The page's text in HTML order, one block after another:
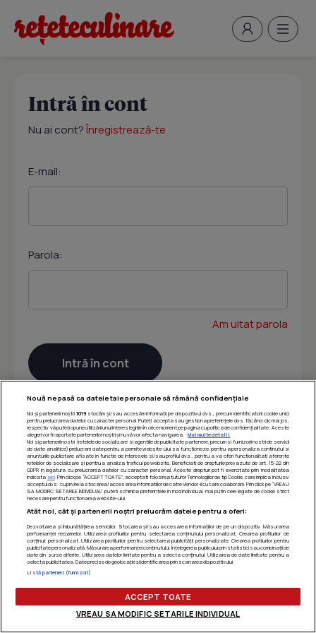
Intră în cont
Nu ai cont?Înregistrează-te
E-mail:
Parola:
Am uitat parola
Nouă ne pasă ca datele tale personale să rămână confidențiale
Noi și partenerii noștri 1019stocăm și/sau accesăm informații pe dispozitivul dvs., precum identificatorii cookie unici
pentru prelucrarea datelor cu caracter personal. Puteți accepta sau gestiona preferințele dvs. făcând clic mai jos,
respectiv vă puteți opune utilizării unui interes legitim în orice moment pe pagina cu politica de confidențialitate. Aceste
alegeri vor fi raportate partenerilor noștri și nu vă vor afecta navigarea.
Mai multe detalii
Noi si partenerii nostri (retelele de socializare si agentiile de publicitate partenere, precum si furnizorii nostri de servicii
de date analitice) prelucram date pentru a permite website-ului sa functioneze, pentru a personaliza continutul si
anunturile publicitare afisate in functie de interesele si/sau profilul dvs., pentru a va oferi functionalitati aferente
retelelor de socializare si pentru a analiza traficul pe website. Beneficiati de drepturile prevazute de art. 15-22 din
GDPR in legatura cu prelucrarea datelor cu caracter personal. Aceste drepturi pot fi exercitate prin modalitatea
indicata aici. Prin click pe “ACCEPT TOATE”, acceptati folosirea tuturor Tehnologiilor de tip Cookie, care implica inclusiv
acceptul dvs. cu privire la stocarea/accesarea informatiilor de catre Vendor-ii cu care colaboram. Prin click pe “VREAU
SA MODIFIC SETARILE INDIVIDUAL” puteti schimba preferintele in mod individual, mai putin cele legate de cookie strict
necesare pentru functionarea website-ului.
Atât noi, cât și partenerii noștri prelucrăm datele pentru a oferi:
Dezvoltarea și îmbunătățirea serviciilor. Stocarea și/sau accesarea informațiilor de pe un dispozitiv. Măsurarea
performanței reclamelor. Utilizarea profilurilor pentru selectarea conținutului personalizat. Crearea profilurilor de
conținut personalizat. Utilizarea profilurilor pentru selectarea publicității personalizate. Crearea profilurilor pentru
publicitate personalizată. Măsurarea performanței conținutului. Înțelegerea publicului prin statistici sau combinații de
date din surse diferite. Utilizarea datelor limitate pentru a selecta conținutul. Utilizarea de date limitate pentru a
selecta publicitatea. Date precise de geolocație și identificarea prin scanarea dispozitivului.
Listă parteneri (furnizori)
ACCEPT TOATE
VREAU SA MODIFIC SETARILE INDIVIDUAL